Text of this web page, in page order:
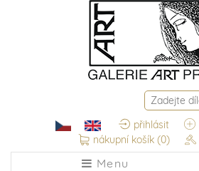
přihlásit
nákupní košík (0)
Menu